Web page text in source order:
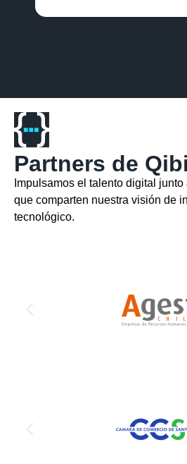
Partners de
Impulsamos el talento digital
que comparten nuestra visión de
tecnológico.